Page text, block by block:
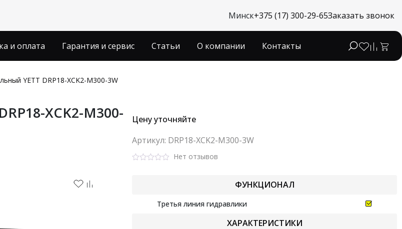
Минск+375 (17) 300-29-65Заказать звонок
и оплата Гарантия и сервис Статьи О компании Контакты
YETT DRP18-XCK2-M300-3W
XCK2-M300-
Цену уточняйте
Aртикул: DRP18-XCK2-M300-3W
Нет отзывов
ФУНКЦИОНАЛ
Третья линия гидравлики
ХАРАКТЕРИСТИКИ